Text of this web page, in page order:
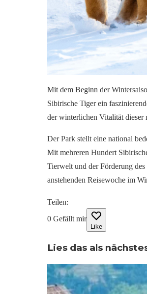
Mit dem Beginn der
Sibirische Tiger ein
der winterlichen Vitalität dieser
Der Park stellt eine national
Mit mehreren Hundert
Tierwelt und der Förderung
anstehenden Reisewoche im
Teilen:
0 Gefällt mir
Like
Lies das als